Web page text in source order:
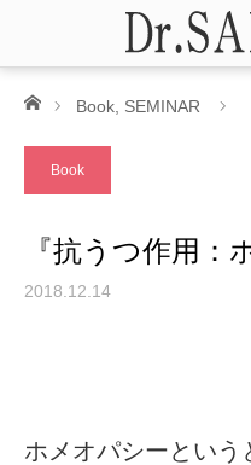
ホームBook SEMINAR
Book
『抗うつ作用：
2018.12.14
ホメオパシーとい